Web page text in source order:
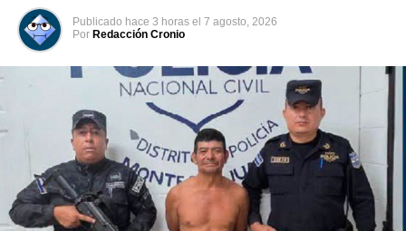
Publicado hace 3 horas el 7 agosto, 2026
Por Redacción Cronio